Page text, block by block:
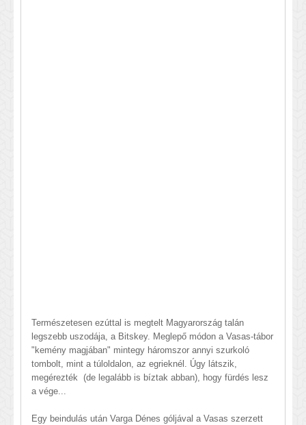
Természetesen ezúttal is megtelt Magyarország talán
legszebb uszodája, a Bitskey. Meglepő módon a Vasas-tábor
"kemény magjában" mintegy háromszor annyi szurkoló
tombolt, mint a túloldalon, az egrieknél. Úgy látszik,
megérezték (de legalább is bíztak abban), hogy fürdés lesz
a vége...
Egy beindulás után Varga Dénes góljával a Vasas szerzett